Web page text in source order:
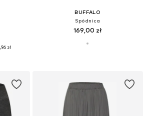
zł
BUFFALO
Spódnica
169,00 zł